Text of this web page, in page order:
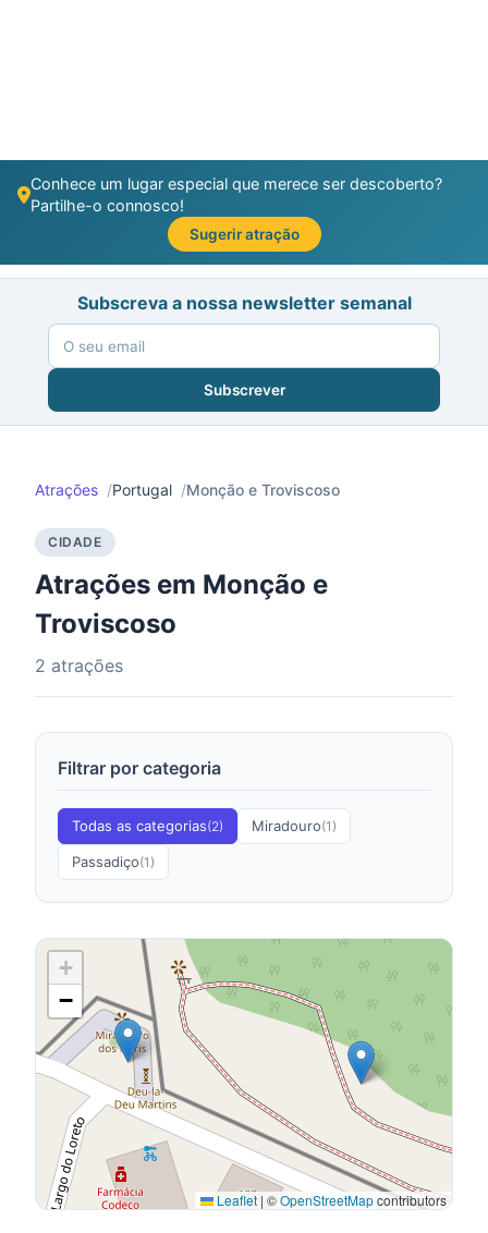
Conhece um lugar especial que merece ser descoberto?
Partilhe-o connosco!
Sugerir atração
Subscreva a nossa newsletter semanal
Subscrever
Atrações Portugal Monção e Troviscoso
CIDADE
Atrações em Monção e
Troviscoso
2 atrações
Filtrar por categoria
Todas as categorias(2) Miradouro(1)
Passadiço(1)
+
−
Leaflet | ©OpenStreetMapcontributors